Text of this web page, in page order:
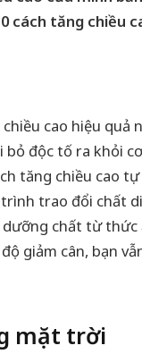
cách tăng chiều
cao hiệu quả
bỏ độc tố ra khỏi
tăng chiều cao
trao đổi chất
chất từ thức
giảm cân, bạn
mặt trời